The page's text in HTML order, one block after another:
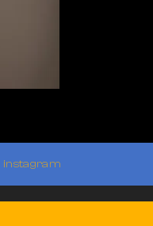
instagram